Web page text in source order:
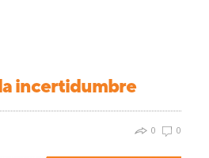
incertidumbre
0 0